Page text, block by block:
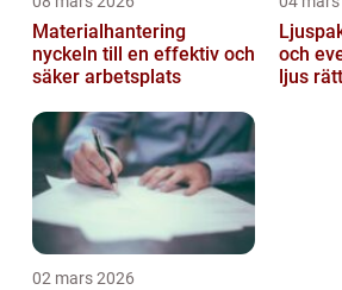
Materialhantering
nyckeln till en effektiv och
säker arbetsplats
och event så
ljus
02 mars 2026